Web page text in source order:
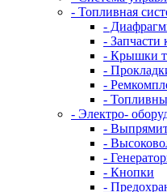
- Топливная
-
- Запчасти
- Крышки
-
-
-
- Электро-
-
-
-
- Кнопки
-